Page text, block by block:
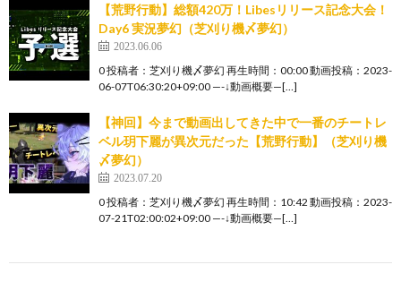
【荒野行動】総額420万！Libesリリース記念大会！
Day6 実況夢幻（芝刈り機〆夢幻）
2023.06.06
0 投稿者：芝刈り機〆夢幻 再生時間：00:00 動画投稿：2023-
06-07T06:30:20+09:00 —-↓動画概要—[…]
【神回】今まで動画出してきた中で一番のチートレ
ベル玥下麗が異次元だった【荒野行動】（芝刈り機
〆夢幻）
2023.07.20
0 投稿者：芝刈り機〆夢幻 再生時間：10:42 動画投稿：2023-
07-21T02:00:02+09:00 —-↓動画概要—[…]